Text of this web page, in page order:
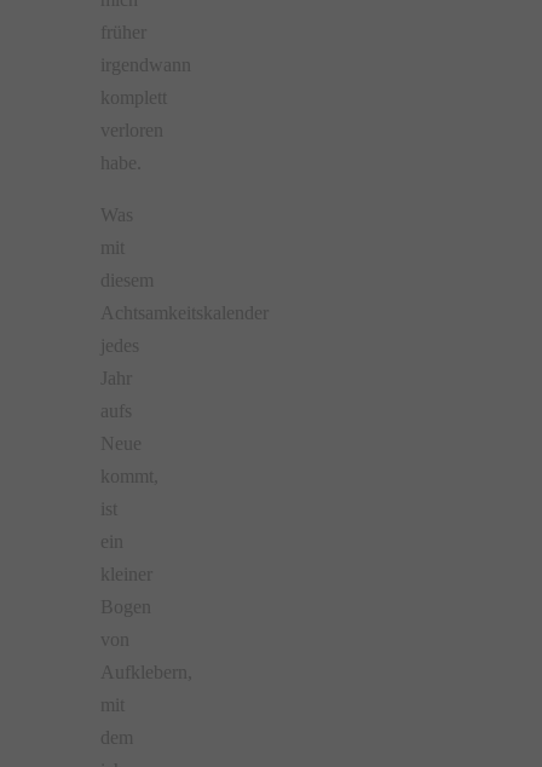
früher
irgendwann
komplett
verloren
habe.
Was
mit
diesem
Achtsamkeitskalender
jedes
Jahr
aufs
Neue
kommt,
ist
ein
kleiner
Bogen
von
Aufklebern,
mit
dem